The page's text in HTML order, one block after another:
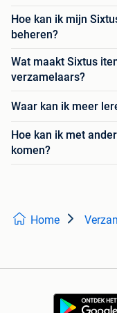
Hoe kan ik mijn
beheren?
Wat maakt Sixtus
verzamelaars?
Waar kan ik meer
Hoe kan ik met
komen?
Home